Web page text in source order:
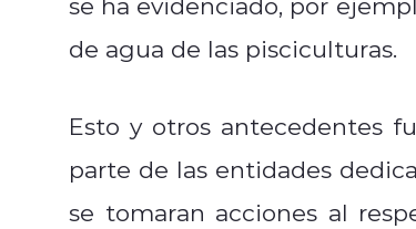
de agua de las pisciculturas.
Esto y otros antecedentes
parte de las entidades
se tomaran acciones al